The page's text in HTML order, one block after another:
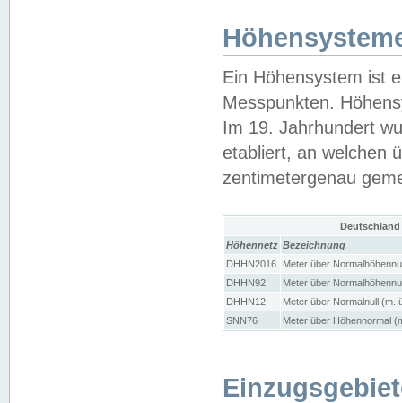
Ein Höhensystem ist
Messpunkten.
Im 19. Jahrhundert
etabliert, an welchen
zentimetergenau
Höhennetz Bezeichnung
DHHN2016
Meter über
DHHN92
Meter über
DHHN12
Meter über Normalnull (m.
SNN76
Meter über Höhennormal